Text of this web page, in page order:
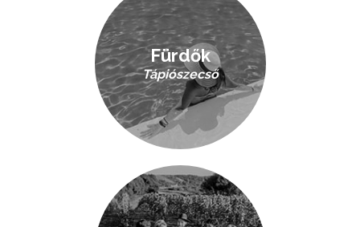
Fürdők
Tápiószecső